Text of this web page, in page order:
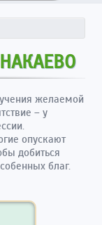
желаемой
– у
опускают
добиться
благ.